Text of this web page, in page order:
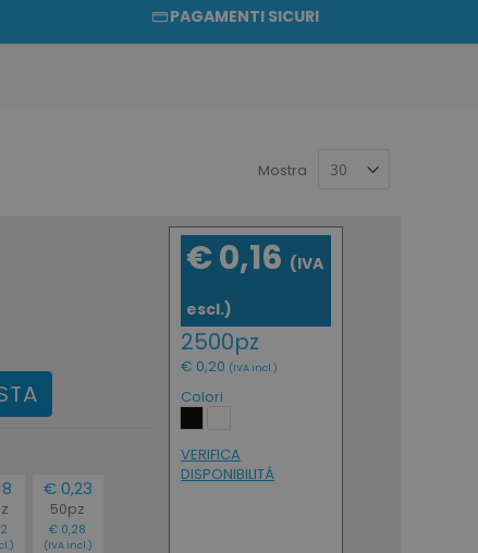
PAGAMENTI SICURI
Mostra
€ 0,23
50pz
€ 0,28
(IVA incl.)
€ 0,16 (IVA
escl.)
2500pz
€ 0,20 (IVA incl.)
Colori
VERIFICA
DISPONIBILITÁ